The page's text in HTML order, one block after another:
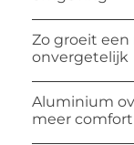
Zo groeit een
onvergetelijk
Aluminium
meer